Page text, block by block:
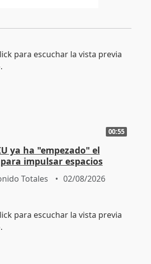
00:55
ya ha "empezado" el
impulsar espacios
para las municipales
Totales 02/08/2026